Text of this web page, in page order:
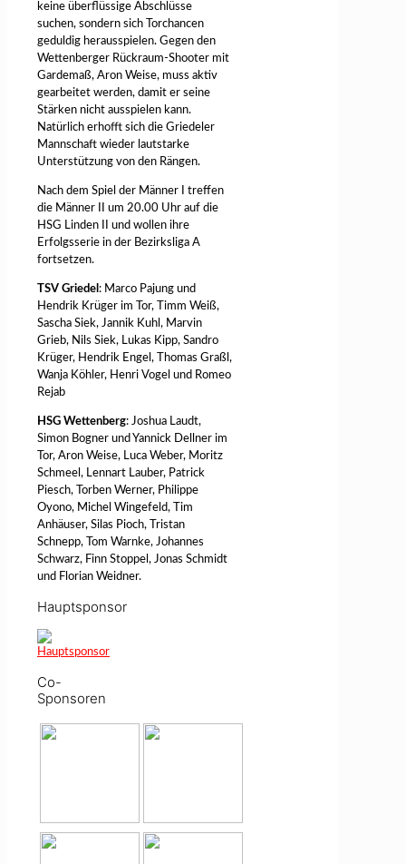
keine überflüssige Abschlüsse
suchen, sondern sich Torchancen
geduldig herausspielen. Gegen den
Wettenberger Rückraum-Shooter mit
Gardemaß, Aron Weise, muss aktiv
gearbeitet werden, damit er seine
Stärken nicht ausspielen kann.
Natürlich erhofft sich die Griedeler
Mannschaft wieder lautstarke
Unterstützung von den Rängen.
Nach dem Spiel der Männer I treffen
die Männer II um 20.00 Uhr auf die
HSG Linden II und wollen ihre
Erfolgsserie in der Bezirksliga A
fortsetzen.
TSV Griedel : Marco Pajung und
Hendrik Krüger im Tor, Timm Weiß,
Sascha Siek, Jannik Kuhl, Marvin
Grieb, Nils Siek, Lukas Kipp, Sandro
Krüger, Hendrik Engel, Thomas Graßl,
Wanja Köhler, Henri Vogel und Romeo
Rejab
HSG Wettenberg: Joshua Laudt,
Simon Bogner und Yannick Dellner im
Tor, Aron Weise, Luca Weber, Moritz
Schmeel, Lennart Lauber, Patrick
Piesch, Torben Werner, Philippe
Oyono, Michel Wingefeld, Tim
Anhäuser, Silas Pioch, Tristan
Schnepp, Tom Warnke, Johannes
Schwarz, Finn Stoppel, Jonas Schmidt
und Florian Weidner.
Hauptsponsor
Co-
Sponsoren